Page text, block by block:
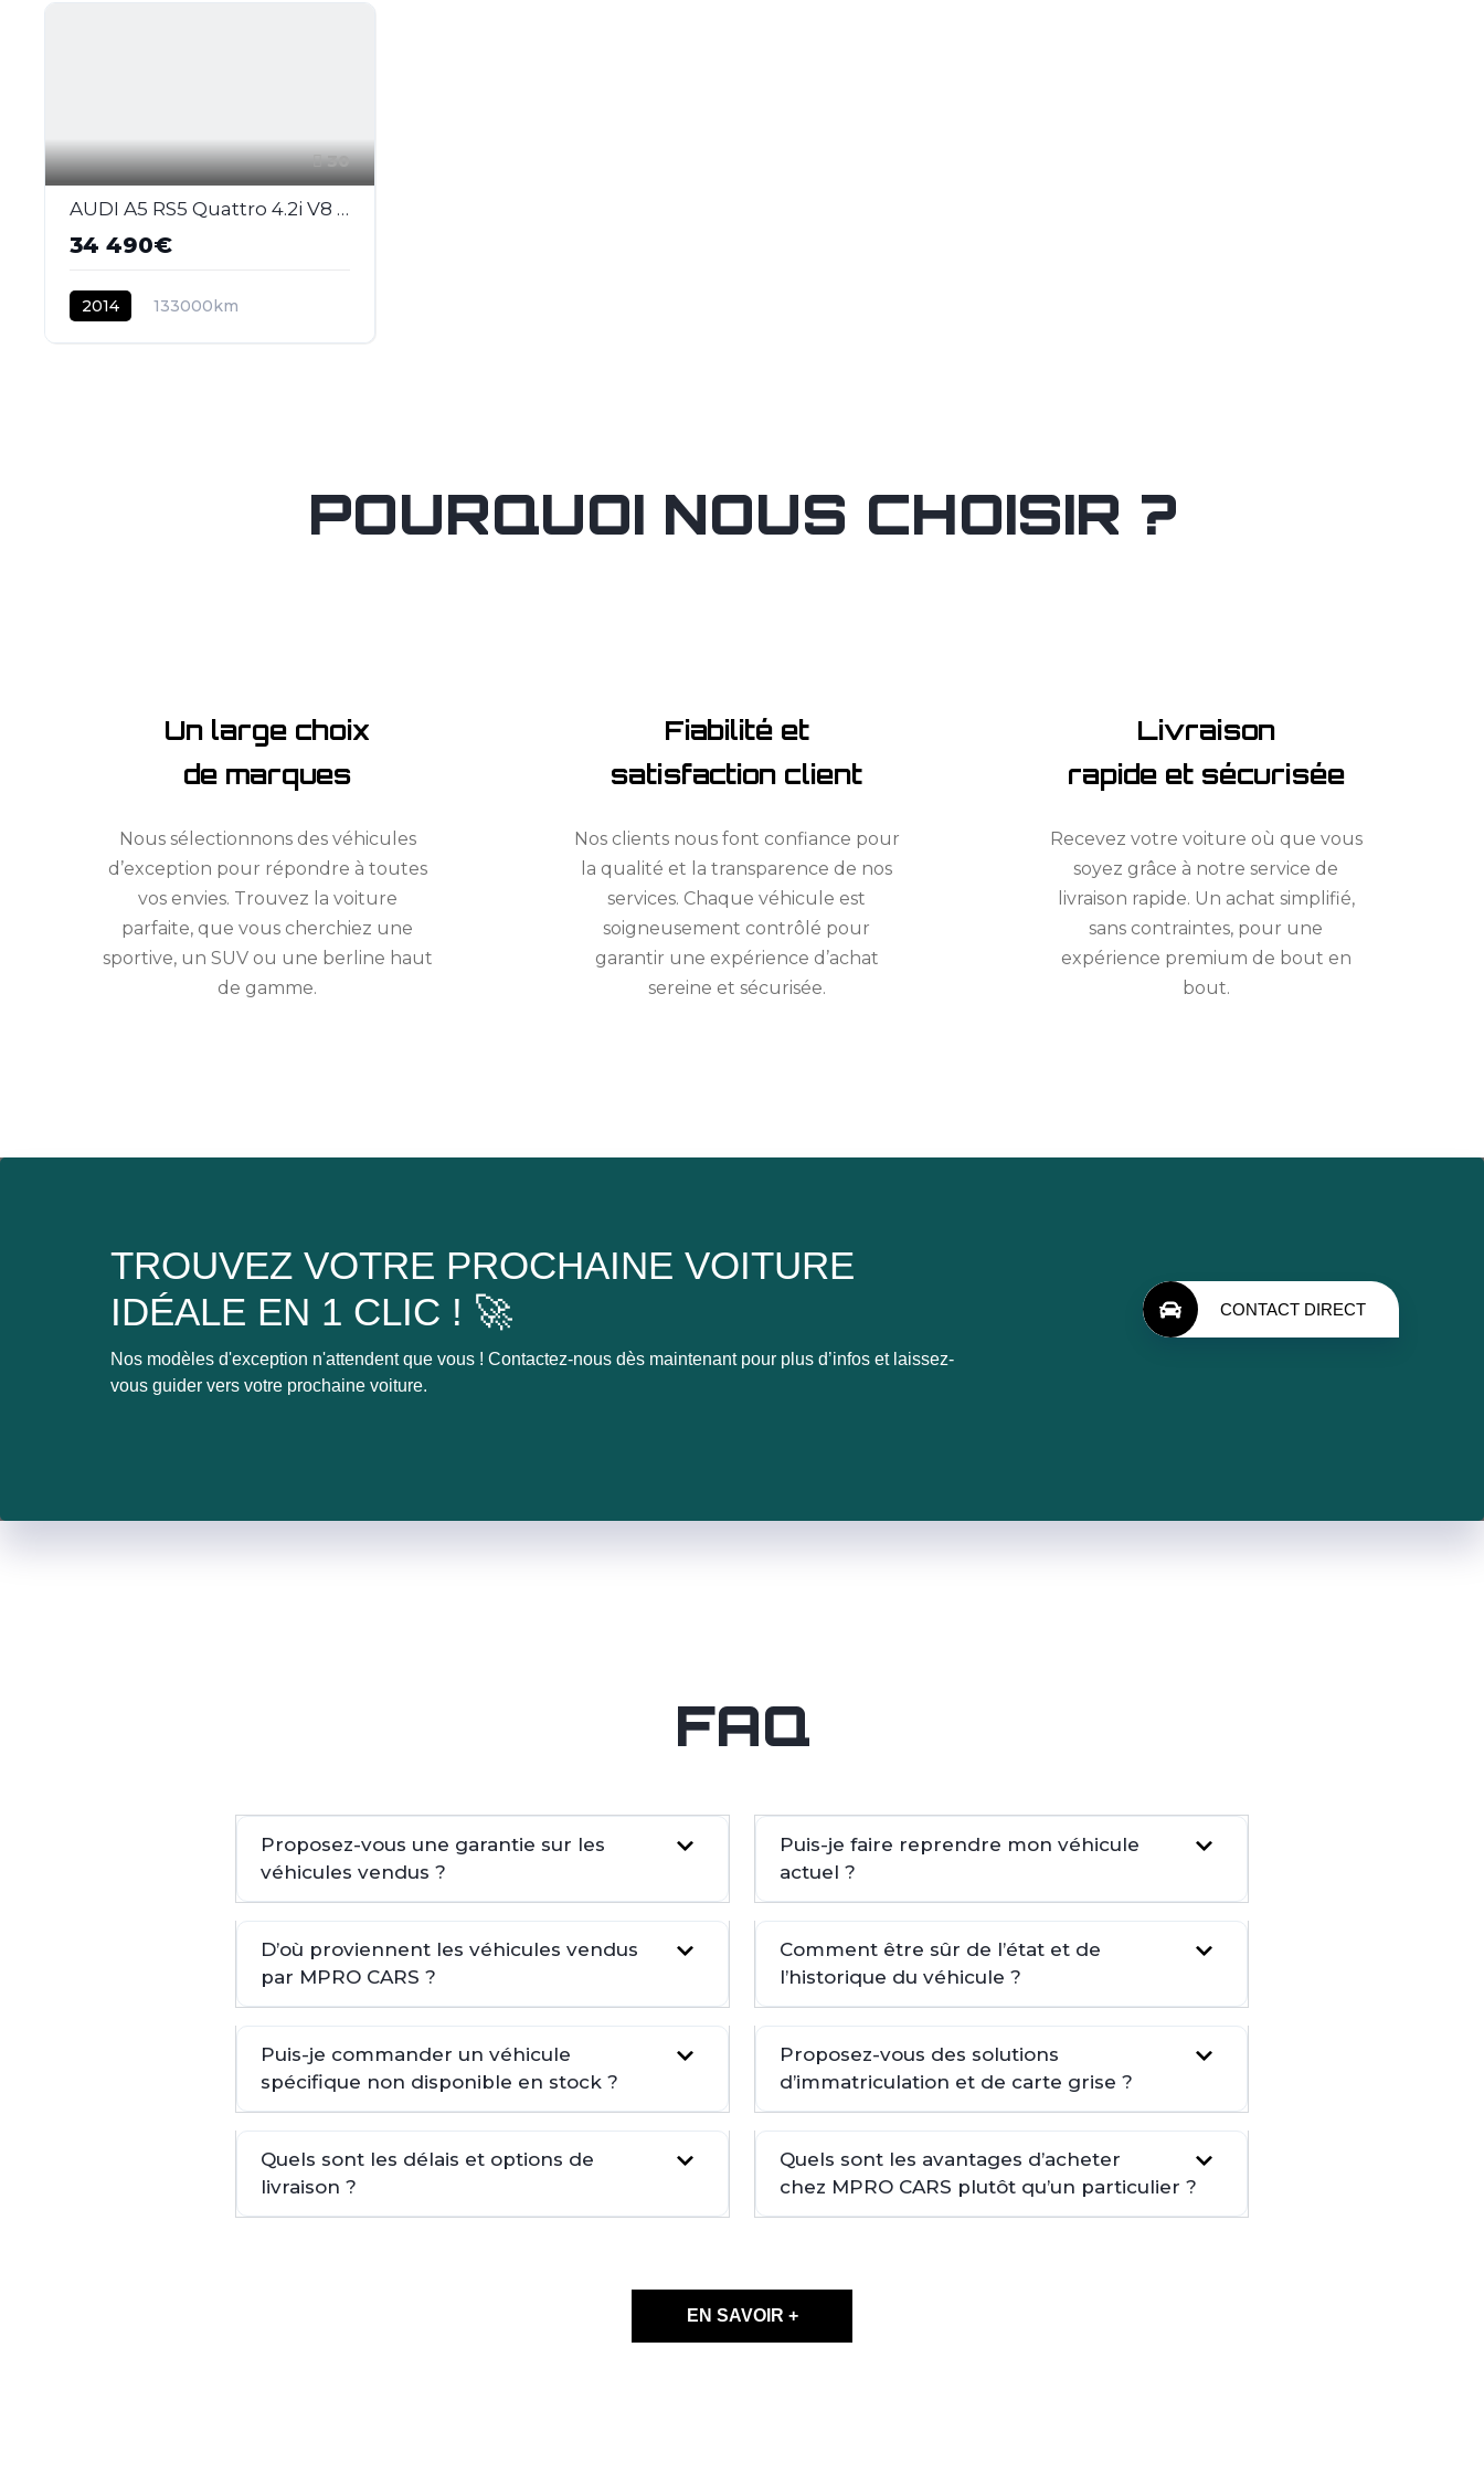
30
AUDI A5 RS5 Quattro 4.2i V8 FSI - BV S-tronic RS5 COUPE . PHASE 2
34 490€
2014
133000km
POURQUOI NOUS CHOISIR ?
Un large choix
de marques
Nous sélectionnons des véhicules
d’exception pour répondre à toutes
vos envies. Trouvez la voiture
parfaite, que vous cherchiez une
sportive, un SUV ou une berline haut
de gamme.
Fiabilité et
satisfaction client
Nos clients nous font confiance pour
la qualité et la transparence de nos
services. Chaque véhicule est
soigneusement contrôlé pour
garantir une expérience d’achat
sereine et sécurisée.
Livraison
rapide et sécurisée
Recevez votre voiture où que vous
soyez grâce à notre service de
livraison rapide. Un achat simplifié,
sans contraintes, pour une
expérience premium de bout en
bout.
TROUVEZ VOTRE PROCHAINE VOITURE
IDÉALE EN 1 CLIC ! 🚀
Nos modèles d'exception n'attendent que vous ! Contactez-nous dès maintenant pour plus d’infos et laissez-
vous guider vers votre prochaine voiture.
CONTACT DIRECT
FAQ
Proposez-vous une garantie sur les
véhicules vendus ?
D’où proviennent les véhicules vendus
par MPRO CARS ?
Puis-je commander un véhicule
spécifique non disponible en stock ?
Quels sont les délais et options de
livraison ?
Puis-je faire reprendre mon véhicule
actuel ?
Comment être sûr de l’état et de
l’historique du véhicule ?
Proposez-vous des solutions
d’immatriculation et de carte grise ?
Quels sont les avantages d’acheter
chez MPRO CARS plutôt qu’un particulier ?
EN SAVOIR +